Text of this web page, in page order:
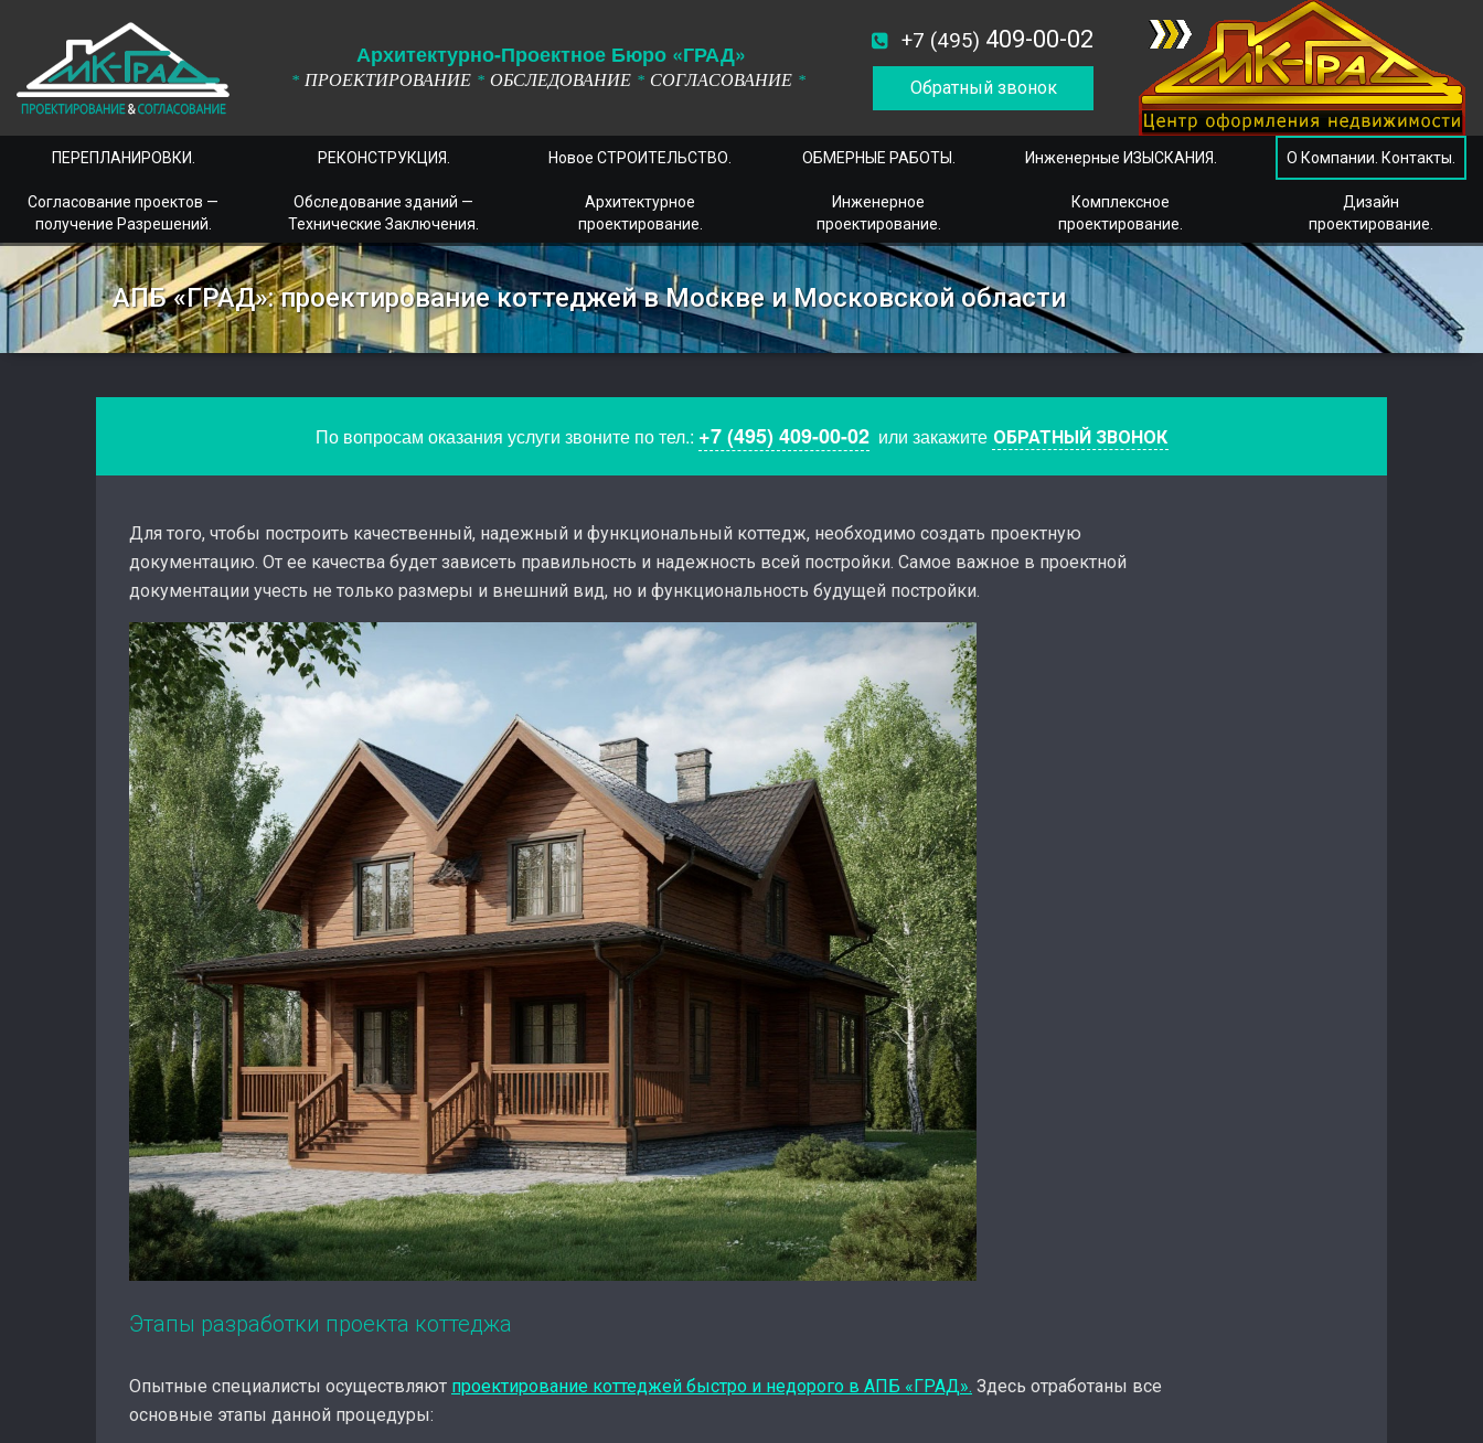
Архитектурно-Проектное Бюро «ГРАД»
* ПРОЕКТИРОВАНИЕ * ОБСЛЕДОВАНИЕ * СОГЛАСОВАНИЕ *
+7 (495) 409-00-02
Обратный звонок
ПЕРЕПЛАНИРОВКИ. РЕКОНСТРУКЦИЯ. Новое СТРОИТЕЛЬСТВО. ОБМЕРНЫЕ РАБОТЫ. Инженерные ИЗЫСКАНИЯ. О Компании. Контакты.
Согласование проектов —
получение Разрешений.
Обследование зданий —
Технические Заключения.
Архитектурное
проектирование.
Инженерное
проектирование.
Комплексное
проектирование.
Дизайн
проектирование.
АПБ «ГРАД»: проектирование коттеджей в Москве и Московской области
По вопросам оказания услуги звоните по тел.: +7 (495) 409-00-02или закажите ОБРАТНЫЙ ЗВОНОК
Для того, чтобы построить качественный, надежный и функциональный коттедж, необходимо создать проектную
документацию. От ее качества будет зависеть правильность и надежность всей постройки. Самое важное в проектной
документации учесть не только размеры и внешний вид, но и функциональность будущей постройки.
Этапы разработки проекта коттеджа
Опытные специалисты осуществляют проектирование коттеджей быстро и недорого в АПБ «ГРАД». Здесь отработаны все
основные этапы данной процедуры: